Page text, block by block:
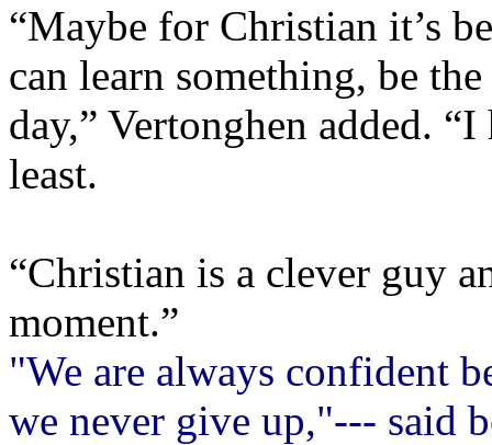
“Maybe for Christian it’s
can learn something, be
day,” Vertonghen added.
least.
“Christian is a clever guy
moment.”
"We are always confident
we never give up,"--- said